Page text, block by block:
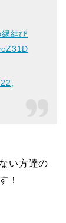
結び
い方達の
！